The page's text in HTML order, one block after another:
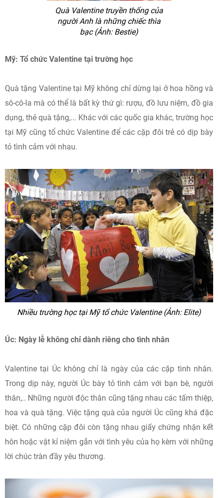
Quà Valentine truyền thống của
người Anh là những chiếc thìa
bạc (Ảnh: Bestie)
Mỹ: Tổ chức Valentine tại trường học
Quà tặng Valentine tại Mỹ không chỉ dừng lại ở hoa hồng và
sô-cô-la mà có thể là bất kỳ thứ gì: rượu, đồ lưu niệm, đồ gia
dụng, thẻ quà tặng,... Khác với các quốc gia khác, trường học
tại Mỹ cũng tổ chức Valentine để các cặp đôi trẻ có dịp bày
tỏ tình cảm với nhau.
Nhiều trường học tại Mỹ tổ chức Valentine (Ảnh: Elite)
Úc: Ngày lễ không chỉ dành riêng cho tình nhân
Valentine tại Úc không chỉ là ngày của các cặp tình nhân.
Trong dịp này, người Úc bày tỏ tình cảm với bạn bè, người
thân,.. Những người độc thân cũng tặng nhau các tấm thiệp,
hoa và quà tặng. Việc tặng quà của người Úc cũng khá đặc
biệt. Có những cặp đôi còn tặng nhau giấy chứng nhận kết
hôn hoặc vật kỉ niệm gắn với tình yêu của họ kèm với những
lời chúc tràn đầy yêu thương.